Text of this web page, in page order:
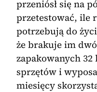
przeniósł się na
przetestować, ile
potrzebują do
że brakuje im
zapakowanych 32
sprzętów i
miesięcy